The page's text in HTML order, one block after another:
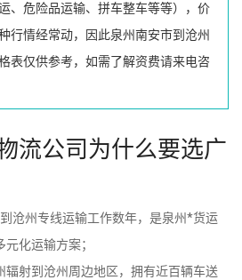
、危险品运输、拼车整车等等），价
行情经常动，因此泉州南安市到沧州
表仅供参考，如需了解资费请来电咨
流公司为什么要选广
沧州专线运输工作数年，是泉州*货运
化运输方案；
辐射到沧州周边地区，拥有近百辆车送